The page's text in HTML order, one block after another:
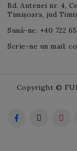
Bd. Antenei nr. 4,
Timișoara, jud
Sună-ne: +40 722
Scrie-ne un mail:
Copyright ©